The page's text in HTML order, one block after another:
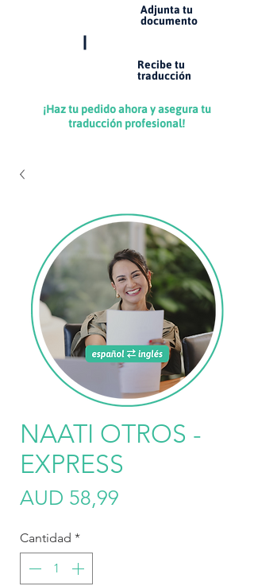
Adjunta tu
documento
Recibe tu
traducción
¡Haz tu pedido ahora y asegura tu
traducción profesional!
NAATI OTROS -
EXPRESS
AUD 58,99
Cantidad *